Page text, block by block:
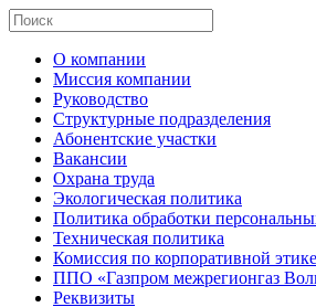
О компании
Миссия компании
Руководство
Структурные подразделения
Абонентские участки
Вакансии
Охрана труда
Экологическая политика
Политика обработки
Техническая политика
Комиссия по корпоративной этике
ППО «Газпром межрегионгаз
Реквизиты